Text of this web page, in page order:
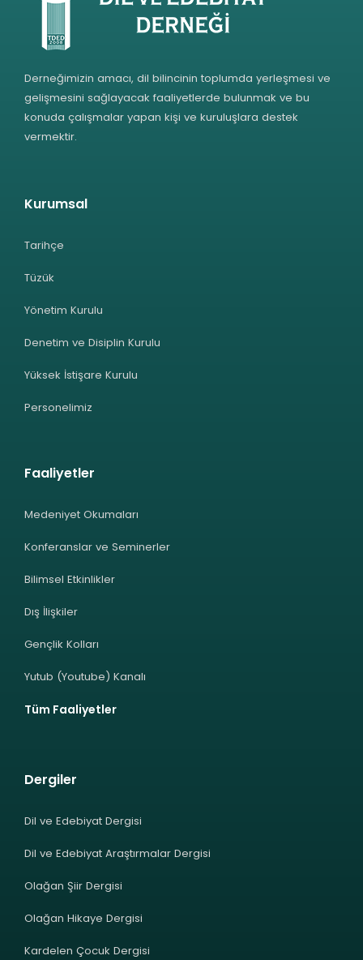
Derneğimizin amacı, dil bilincinin toplumda yerleşmesi ve
gelişmesini sağlayacak faaliyetlerde bulunmak ve bu
konuda çalışmalar yapan kişi ve kuruluşlara destek
vermektir.
Kurumsal
Tarihçe
Tüzük
Yönetim Kurulu
Denetim ve Disiplin Kurulu
Yüksek İstişare Kurulu
Personelimiz
Faaliyetler
Medeniyet Okumaları
Konferanslar ve Seminerler
Bilimsel Etkinlikler
Dış İlişkiler
Gençlik Kolları
Yutub (Youtube) Kanalı
Tüm Faaliyetler
Dergiler
Dil ve Edebiyat Dergisi
Dil ve Edebiyat Araştırmalar Dergisi
Olağan Şiir Dergisi
Olağan Hikaye Dergisi
Kardelen Çocuk Dergisi